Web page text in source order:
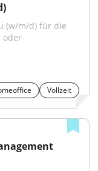
(w/m/d) für die
oder
Vollzeit